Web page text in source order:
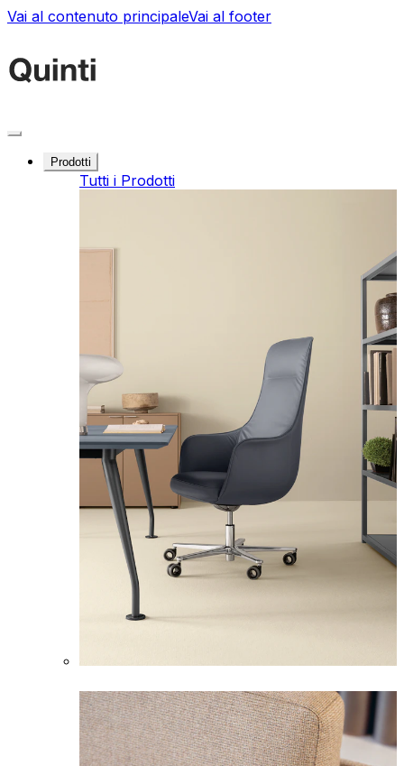
Vai al contenuto principaleVai al footer
Prodotti
Tutti i Prodotti